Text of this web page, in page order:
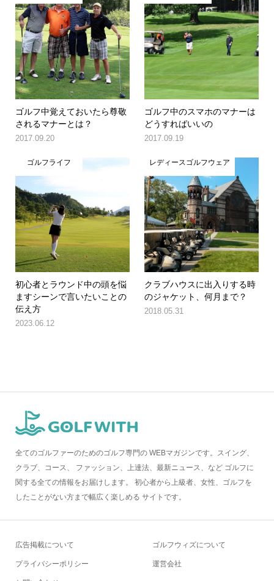
ゴルフ中覚えておいたら尊敬
されるマナーとは？
2017.09.20
ゴルフ中のスマホのマナーは
どうすればいいの
2017.09.19
ゴルフライフ
初心者とラウンド中の頭を悩
ますシーンで言いたいことの
伝え方
2023.06.12
レディースゴルフウェア
クラブハウスに出入りする時
のジャケット、何月まで？
2018.05.31
全てのゴルファーのためのゴルフ専門の WEBマガジンです。スイング、
クラブ、コース、 ファッション、上達法、最新ニュース、など ゴルフに
関する全ての情報をお届けします。 初心者から上級者、女性、ゴルフを
したことがない方まで幅広く楽しめる サイトです。
広告掲載について
プライバシーポリシー
ゴルフウィズについて
運営会社